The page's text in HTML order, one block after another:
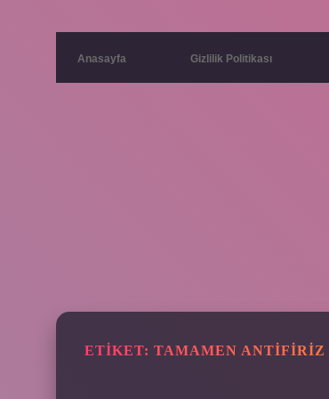
Anasayfa Gizlilik Politikası
ETIKET: TAMAMEN